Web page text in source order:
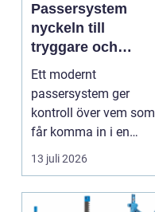
Passersystem
nyckeln till
tryggare och
smidigare tillträde
Ett modernt
passersystem ger
kontroll över vem som
får komma in i en
byggnad, när de får
komma in oc...
13 juli 2026